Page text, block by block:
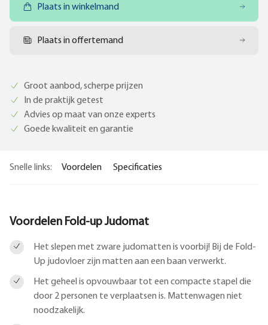
Plaats in winkelmand
Plaats in offertemand
Groot aanbod, scherpe prijzen
In de praktijk getest
Advies op maat van onze experts
Goede kwaliteit en garantie
Snelle links: Voordelen Specificaties
Voordelen Fold-up Judomat
Het slepen met zware judomatten is voorbij! Bij de Fold-
Up judovloer zijn matten aan een baan verwerkt.
Het geheel is opvouwbaar tot een compacte stapel die
door 2 personen te verplaatsen is. Mattenwagen niet
noodzakelijk.